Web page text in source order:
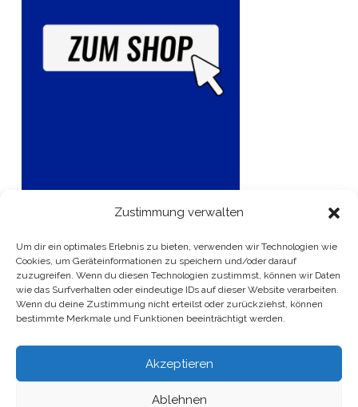
Zustimmung verwalten
Um dir ein optimales Erlebnis zu bieten, verwenden wir Technologien wie
Cookies, um Geräteinformationen zu speichern und/oder darauf
zuzugreifen. Wenn du diesen Technologien zustimmst, können wir Daten
wie das Surfverhalten oder eindeutige IDs auf dieser Website verarbeiten.
Wenn du deine Zustimmung nicht erteilst oder zurückziehst, können
bestimmte Merkmale und Funktionen beeinträchtigt werden.
Akzeptieren
Ablehnen